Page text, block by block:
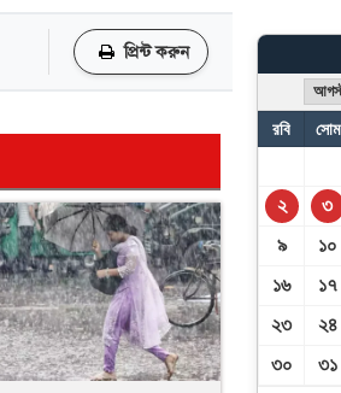
প্রিন্ট করুন
রবি সোম
২
৩
৯
১০
১৬
১৭
২৩
২৪
৩০
৩১